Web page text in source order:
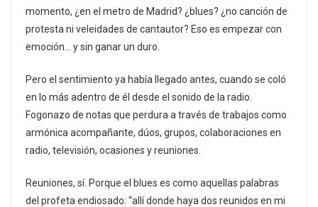
momento, ¿en el metro de Madrid? ¿blues? ¿no canción de
protesta ni veleidades de cantautor? Eso es empezar con
emoción… y sin ganar un duro.
Pero el sentimiento ya había llegado antes, cuando se coló
en lo más adentro de él desde el sonido de la radio.
Fogonazo de notas que perdura a través de trabajos como
armónica acompañante, dúos, grupos, colaboraciones en
radio, televisión, ocasiones y reuniones.
Reuniones, sí. Porque el blues es como aquellas palabras
del profeta endiosado: “allí donde haya dos reunidos en mi